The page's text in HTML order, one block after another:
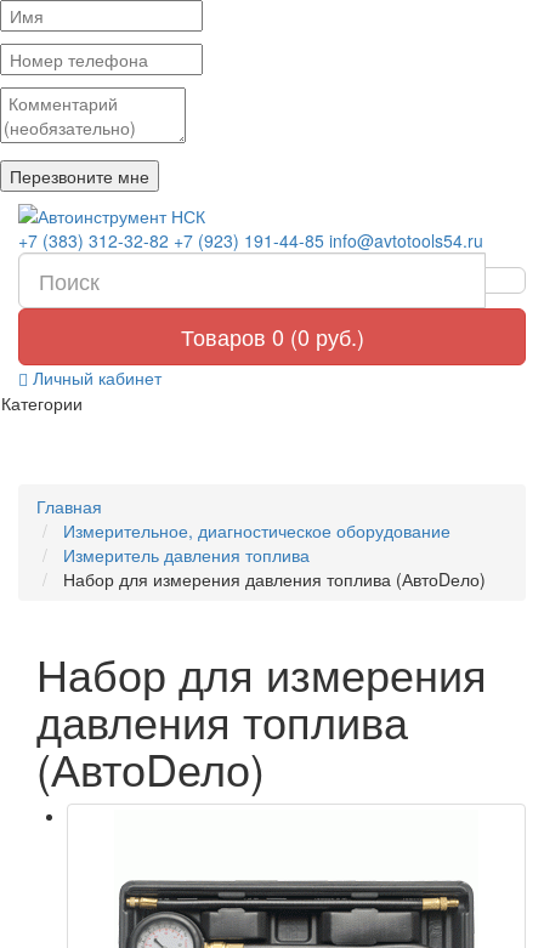
+7 (383) 312-32-82 +7 (923) 191-44-85 info@avtotools54.ru
Товаров 0 (0 руб.)
Личный кабинет
Категории
Главная
Измерительное, диагностическое оборудование
Измеритель давления топлива
Набор для измерения давления топлива (АвтоDело)
Набор для измерения
давления топлива
(АвтоDело)